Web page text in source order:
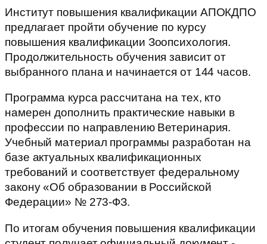
Институт повышения квалификации АПОКДПО
предлагает пройти обучение по курсу
повышения квалификации Зоопсихология.
Продолжительность обучения зависит от
выбранного плана и начинается от 144 часов.
Программа курса рассчитана на тех, кто
намерен дополнить практические навыки в
профессии по направлению Ветеринария.
Учебный материал программы разработан на
базе актуальных квалификационных
требований и соответствует федеральному
закону «Об образовании в Российской
Федерации» № 273-ФЗ.
По итогам обучения повышения квалификации